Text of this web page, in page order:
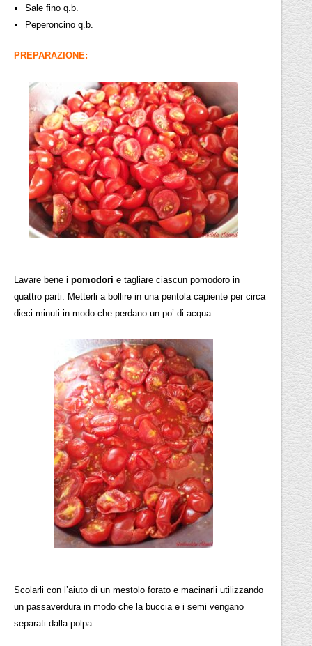
Sale fino q.b.
Peperoncino q.b.
PREPARAZIONE:
Lavare bene ipomodori e tagliare ciascun pomodoro in
quattro parti. Metterli a bollire in una pentola capiente per circa
dieci minuti in modo che perdano un po’ di acqua.
Scolarli con l’aiuto di un mestolo forato e macinarli utilizzando
un passaverdura in modo che la buccia e i semi vengano
separati dalla polpa.